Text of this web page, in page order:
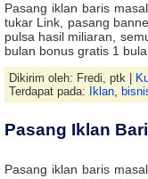
Pasang iklan baris
tukar Link, pasang
pulsa hasil miliaran,
bulan bonus gratis 1
Dikirim oleh: Fredi, ptk |
Terdapat pada:
Iklan,
Pasang Iklan
Pasang iklan baris